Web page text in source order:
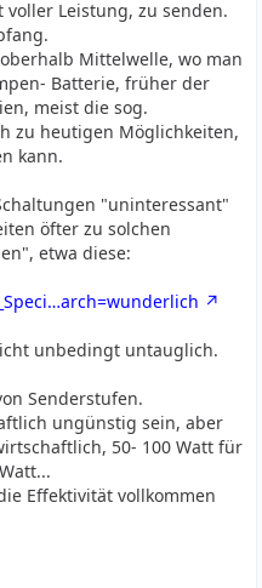
Leistung, zu senden.
Mittelwelle, wo man
Batterie, früher der
meist die sog.
zu heutigen Möglichkeiten,
kann.
"uninteressant"
öfter zu solchen
etwa diese:
unbedingt untauglich.
Senderstufen.
ungünstig sein, aber
50- 100 Watt für
Effektivität vollkommen